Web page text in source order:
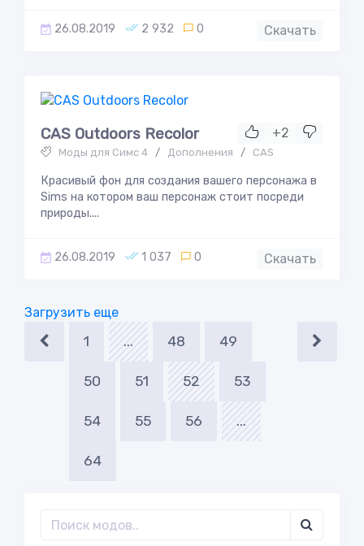
26.08.2019 2 932 0 Скачать
+2
CAS Outdoors Recolor
Моды для Симс 4 / Дополнения / CAS
Красивый фон для создания вашего персонажа в
Sims на котором ваш персонаж стоит посреди
природы....
26.08.2019 1 037 0 Скачать
Загрузить еще
1 ... 48 49
50 51 52 53
54 55 56 ...
64